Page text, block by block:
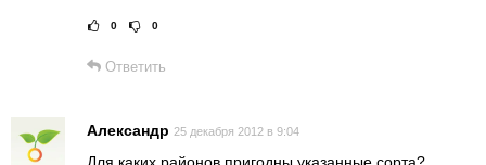
Рейтинг статьи:
0 0
Ответить
Александр 25 декабря 2012 в 9:04